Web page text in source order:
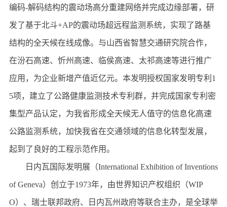
编码-解码结构的震动场高分重建网络并完成边缘部署，研
发了基于北斗+AP的震动场超远程监测系统，实现了路基
结构的全天候在线成像。与山西省智慧交通研究院合作，
在汾石高速、忻州高速、临侯高速、太祁高速等进行推广
应用，为企业新增产值近亿元。本发明授权国家发明专利1
5项，建立了公路健康监测技术专利群，并完成国家专利密
集型产品认定，为我省形成全天候无人值守的信息化高速
公路监测系统，加快我省在交通领域的信息化转型发展，
起到了良好的工程示范作用。
日内瓦国际发明展（International Exhibition of Inventions
of Geneva）创立于1973年，由世界知识产权组织（WIP
O）、瑞士联邦政府、日内瓦州政府等联合主办，是全球举